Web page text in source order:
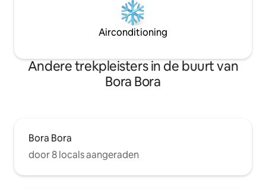
Airconditioning
Andere trekpleisters in de buurt van
Bora Bora
Bora Bora
door 8 locals aangeraden